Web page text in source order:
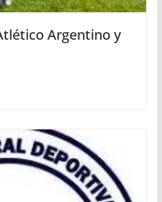
Argentino y